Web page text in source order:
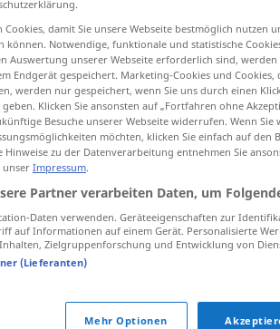
rasklimati
Cookies, damit Sie unsere Webseite bestmöglich nutzen
können. Notwendige, funktionale und statistische
Auswertung unserer Webseite erforderlich sind,
Endgerät gespeichert. Marketing-Cookies und
werden nur gespeichert, wenn Sie uns durch einen
geben. Klicken Sie ansonsten auf „Fortfahren ohne
Besuche unserer Webseite widerrufen. Wenn
möchten, klicken Sie einfach auf den
Hinweise zu der Datenverarbeitung entnehmen Sie
unser Impressum.
Partner verarbeiten Daten, um
Daten verwenden. Geräteeigenschaften zur
auf Informationen auf einem Gerät. Personalisierte
Zielgruppenforschung und Entwicklung von
(Lieferanten)
Mehr Optionen